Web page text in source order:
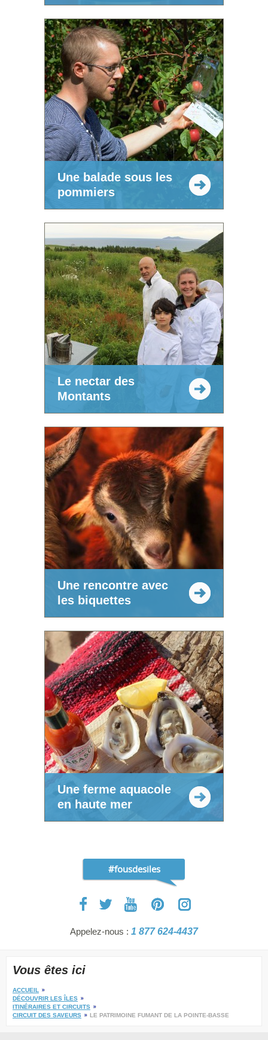
Une balade sous les
pommiers
Le nectar des
Montants
Une rencontre avec
les biquettes
Une ferme aquacole
en haute mer
#fousdesiles
Appelez-nous : 1 877 624-4437
Vous êtes ici
ACCUEIL
DÉCOUVRIR LES ÎLES
ITINÉRAIRES ET CIRCUITS
CIRCUIT DES SAVEURS
LE PATRIMOINE FUMANT DE LA POINTE-BASSE